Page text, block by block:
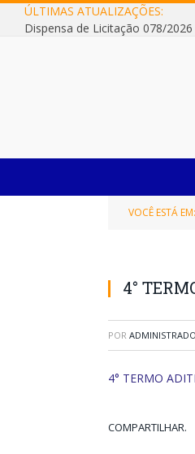
ÚLTIMAS ATUALIZAÇÕES:
VOCÊ ESTÁ EM:
4°
POR
4° TERMO
COMPARTILHAR.